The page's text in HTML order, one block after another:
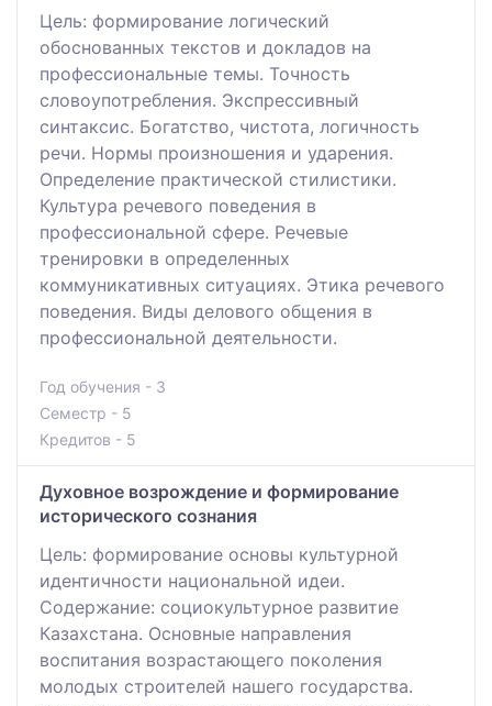
Цель: формирование логический
обоснованных текстов и докладов на
профессиональные темы. Точность
словоупотребления. Экспрессивный
синтаксис. Богатство, чистота, логичность
речи. Нормы произношения и ударения.
Определение практической стилистики.
Культура речевого поведения в
профессиональной сфере. Речевые
тренировки в определенных
коммуникативных ситуациях. Этика речевого
поведения. Виды делового общения в
профессиональной деятельности.
Год обучения - 3
Семестр - 5
Кредитов - 5
Духовное возрождение и формирование
исторического сознания
Цель: формирование основы культурной
идентичности национальной идеи.
Содержание: социокультурное развитие
Казахстана. Основные направления
воспитания возрастающего поколения
молодых строителей нашего государства.